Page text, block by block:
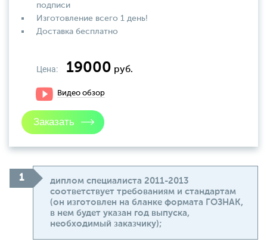
подписи
Изготовление всего 1 день!
Доставка бесплатно
Цена: 19000 руб.
Видео обзор
диплом специалиста 2011-2013
соответствует требованиям и стандартам
(он изготовлен на бланке формата ГОЗНАК,
в нем будет указан год выпуска,
необходимый заказчику);